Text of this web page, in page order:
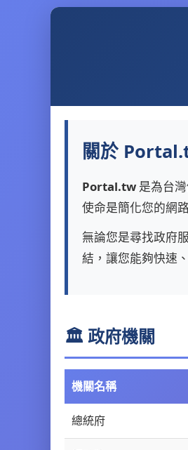
關於
Portal.tw 是為台
使命是簡化您的網
無論您是尋找政府
結，讓您能夠快速
🏛️ 政府機關
機關名稱
總統府